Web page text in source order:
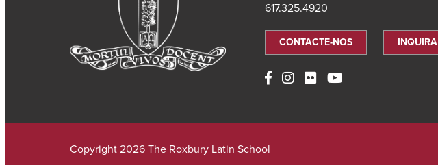
617.325.4920
CONTACTE-NOS INQUIRA
Copyright 2026 The Roxbury Latin School